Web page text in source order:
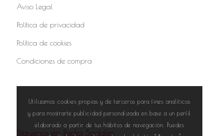
Aviso Legal
Política de privacidad
Política de cookies
Condiciones de compra
Síguenos en Redes Sociales
Utilizamos cookies propias y de terceros para fines analíticos
y para mostrarte publicidad personalizada en base a un perfil
elaborado a partir de tus hábitos de navegación. Puedes